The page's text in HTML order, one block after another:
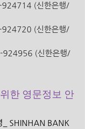
(신한은행/
(신한은행/
924956 (신한은행/
한 영문정보 안
명_ SHINHAN BANK